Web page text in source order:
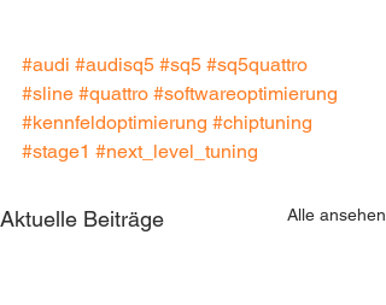
#audi #audisq5 #sq5 #sq5quattro
#sline #quattro #softwareoptimierung
#kennfeldoptimierung #chiptuning
#stage1 #next_level_tuning
Aktuelle Beiträge Alle ansehen